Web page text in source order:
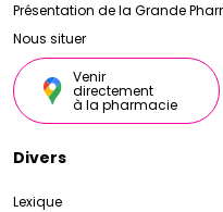
Présentation de la Grande
Nous situer
Venir
directement
à la pharmacie
Divers
Lexique